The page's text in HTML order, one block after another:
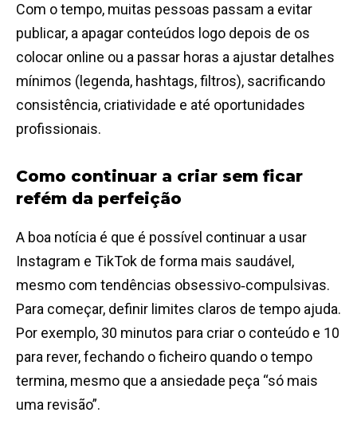
Com o tempo, muitas pessoas passam a evitar
publicar, a apagar conteúdos logo depois de os
colocar online ou a passar horas a ajustar detalhes
mínimos (legenda, hashtags, filtros), sacrificando
consistência, criatividade e até oportunidades
profissionais.
Como continuar a criar sem ficar
refém da perfeição
A boa notícia é que é possível continuar a usar
Instagram e TikTok de forma mais saudável,
mesmo com tendências obsessivo‑compulsivas.
Para começar, definir limites claros de tempo ajuda.
Por exemplo, 30 minutos para criar o conteúdo e 10
para rever, fechando o ficheiro quando o tempo
termina, mesmo que a ansiedade peça “só mais
uma revisão”.